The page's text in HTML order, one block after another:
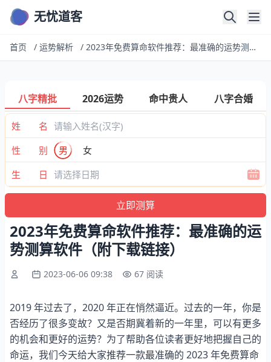
无忧道客
首页 / 运势解析 / 2023年免费算命软件推荐：最准确的运势测算软件（附下载链接）
八字精批 2026运势 命中贵人 八字合婚
姓 名
性 别
男
女
生 日
2023年免费算命软件推荐：最准确的运
势测算软件（附下载链接）
2023-06-06 09:38 67 阅读
2019 年过去了，2020 年正在悄然逼近。过去的一年，你是
否经历了很多变故？又是否期冀着新的一年里，可以有更多
的机会和更好的运势？为了帮助各位读者更好地把握自己的
命运，我们今天给大家推荐一款最准确的 2023 年免费算命